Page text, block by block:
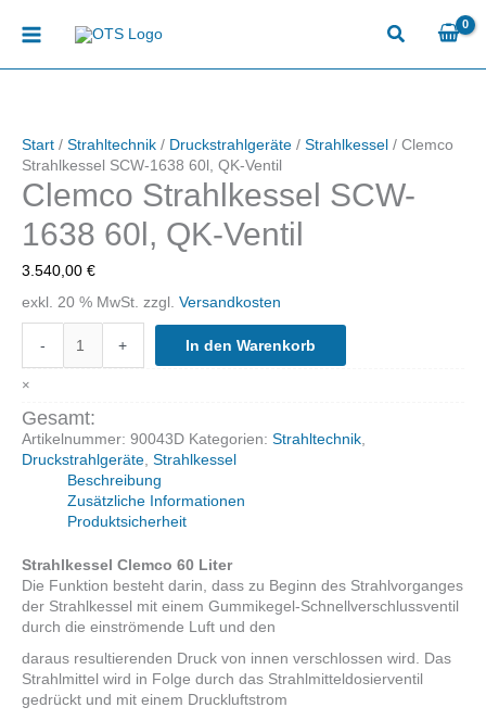
Inhalt
Start / Strahltechnik / Druckstrahlgeräte / Strahlkessel / Clemco
Strahlkessel SCW-1638 60l, QK-Ventil
Clemco Strahlkessel SCW-
1638 60l, QK-Ventil
3.540,00 €
exkl. 20 % MwSt. zzgl. Versandkosten
-
Strahlkessel
SCW-
1638
60l,
QK-
Ventil
+ In den Warenkorb
×
Gesamt:
Artikelnummer: 90043D Kategorien: Strahltechnik,
Druckstrahlgeräte, Strahlkessel
Beschreibung
Zusätzliche Informationen
Produktsicherheit
Strahlkessel Clemco 60 Liter
Die Funktion besteht darin, dass zu Beginn des Strahlvorganges
der Strahlkessel mit einem Gummikegel-Schnellverschlussventil
durch die einströmende Luft und den
daraus resultierenden Druck von innen verschlossen wird. Das
Strahlmittel wird in Folge durch das Strahlmitteldosierventil
gedrückt und mit einem Druckluftstrom